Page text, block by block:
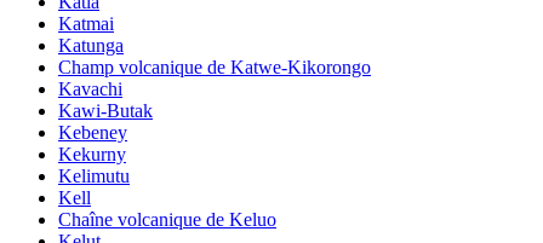
Katmai
Katunga
Champ volcanique de Katwe-Kikorongo
Kavachi
Kawi-Butak
Kebeney
Kekurny
Kelimutu
Kell
Chaîne volcanique de Keluo